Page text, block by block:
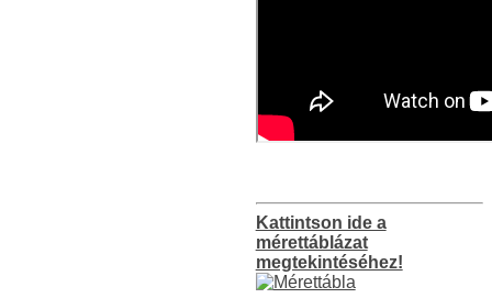
Kattintson ide a
mérettáblázat
megtekintéséhez!